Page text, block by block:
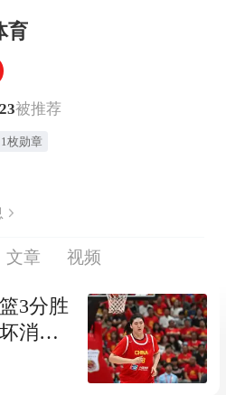
育
被推荐
枚勋章
文章 视频
3分胜
消